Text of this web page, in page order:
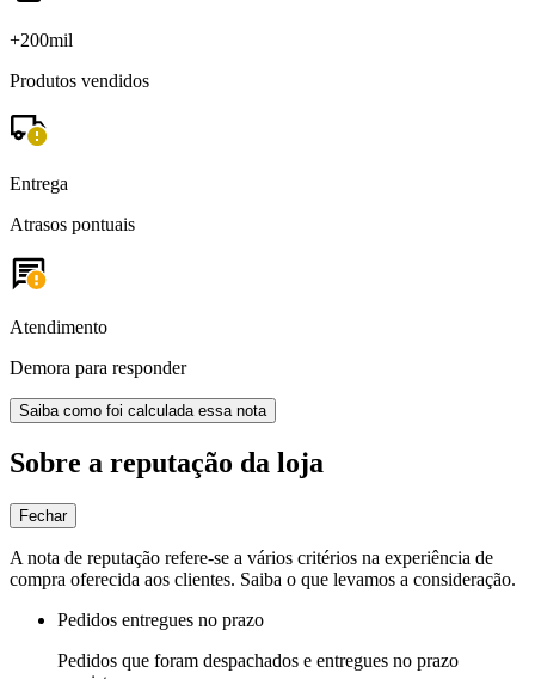
+200mil
Produtos vendidos
Entrega
Atrasos pontuais
Atendimento
Demora para responder
Saiba como foi calculada essa nota
Sobre a reputação da loja
Fechar
A nota de reputação refere-se a vários critérios na experiência de
compra oferecida aos clientes. Saiba o que levamos a consideração.
Pedidos entregues no prazo
Pedidos que foram despachados e entregues no prazo